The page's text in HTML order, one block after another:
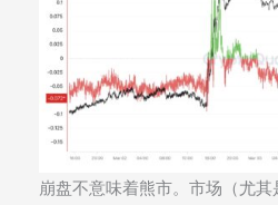
崩盘不意味着熊市。市场（尤